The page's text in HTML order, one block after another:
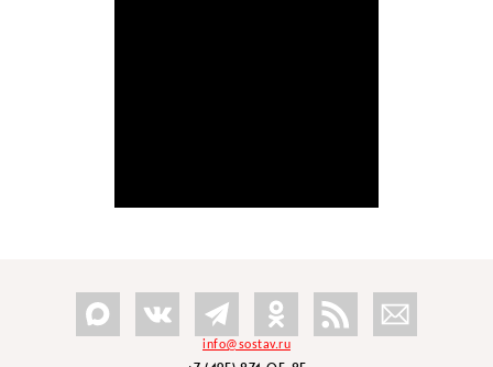
info@sostav.ru